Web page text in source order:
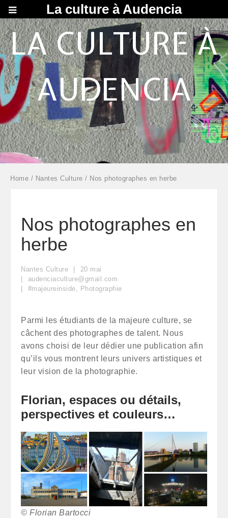
LA CULTURE À
AUDENCIA
Home / Nantes Culture / Nos photographes en herbe
Nos photographes en
herbe
Nantes Culture 20 mai
audenciaculture@gmail.com
#majeureinside, Photographie
Parmi les étudiants de la majeure culture, se
câchent des photographes de talent. Nous
avons choisi de leur dédier une publication afin
qu’ils vous montrent leurs univers artistiques et
leur vision de la photographie.
Florian, espaces ou détails,
perspectives et couleurs…
© Florian Bartocci
La culture à Audencia